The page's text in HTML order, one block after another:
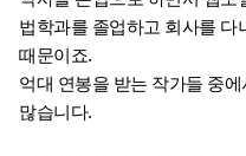
법학과를 졸업하고 회사를 다
때문이죠.
억대 연봉을 받는 작가들 중
많습니다.